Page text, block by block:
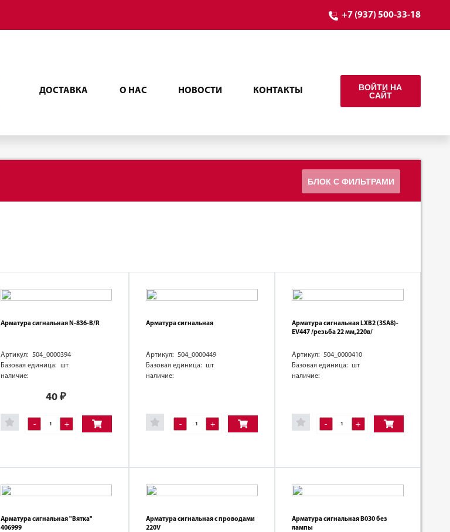
+7 (937) 500-33-18
ДОСТАВКА О НАС НОВОСТИ КОНТАКТЫ
ВОЙТИ НА
САЙТ
БЛОК С ФИЛЬТРАМИ
Арматура сигнальная N-836-B/R
Артикул: 504_0000394
Базовая единица: шт
наличие:
40 ₽
- +
Арматура сигнальная
Артикул: 504_0000449
Базовая единица: шт
наличие:
- +
Арматура сигнальная LXB2 (3SA8)-
EV447 /резьба 22 мм,220в/
Артикул: 504_0000410
Базовая единица: шт
наличие:
- +
Арматура сигнальная "Вятка"
406999
Арматура сигнальная с проводами
220V
Арматура сигнальная В030 без
лампы